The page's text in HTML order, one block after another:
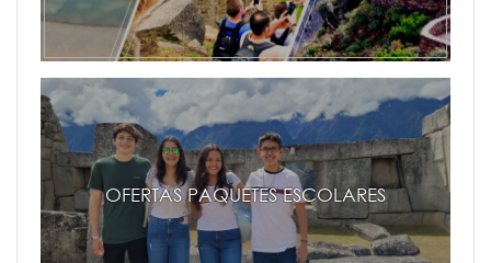
OFERTAS PAQUETES ESCOLARES